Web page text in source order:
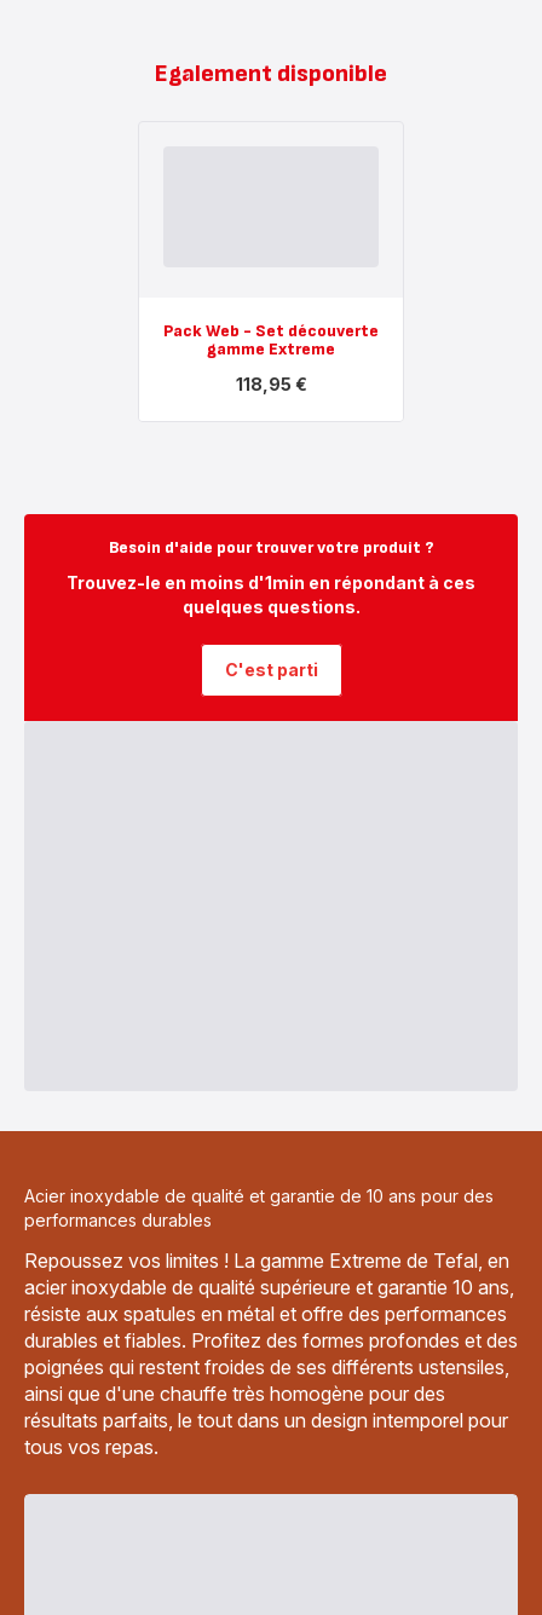
Egalement disponible
Pack Web - Set découverte
gamme Extreme
118,95 €
plus...
Set
gamme
-
118,95 €
Besoin d'aide pour trouver votre produit ?
Trouvez-le en moins d'1min en répondant à ces
quelques questions.
C'est parti
Acier inoxydable de qualité et garantie de 10 ans pour des
performances durables
Repoussez vos limites ! La gamme Extreme de Tefal, en
acier inoxydable de qualité supérieure et garantie 10 ans,
résiste aux spatules en métal et offre des performances
durables et fiables. Profitez des formes profondes et des
poignées qui restent froides de ses différents ustensiles,
ainsi que d'une chauffe très homogène pour des
résultats parfaits, le tout dans un design intemporel pour
tous vos repas.